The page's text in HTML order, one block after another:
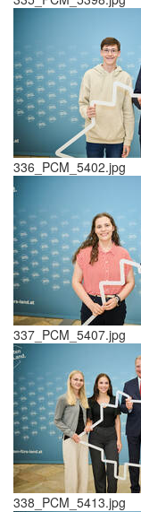
336_PCM_5402.jpg
337_PCM_5407.jpg
338_PCM_5413.jpg